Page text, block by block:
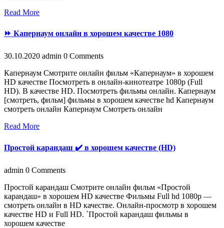
Read More
⏩ Капернаум онлайн в хорошем качестве 1080
30.10.2020 admin 0 Comments
Капернаум Смотрите онлайн фильм «Капернаум» в хорошем
HD качестве Посмотреть в онлайн-кинотеатре 1080p (Full
HD). В качестве HD. Посмотреть фильмы онлайн. Капернаум
[смотреть, фильм] фильмы в хорошем качестве hd Капернаум
смотреть онлайн Капернаум Смотреть онлайн
Read More
Простой карандаш ✔️ в хорошем качестве (HD)
admin 0 Comments
Простой карандаш Смотрите онлайн фильм «Простой
карандаш» в хорошем HD качестве Фильмы Full hd 1080p —
смотреть онлайн в HD качестве. Онлайн-просмотр в хорошем
качестве HD и Full HD. `Простой карандаш фильмы в
хорошем качестве